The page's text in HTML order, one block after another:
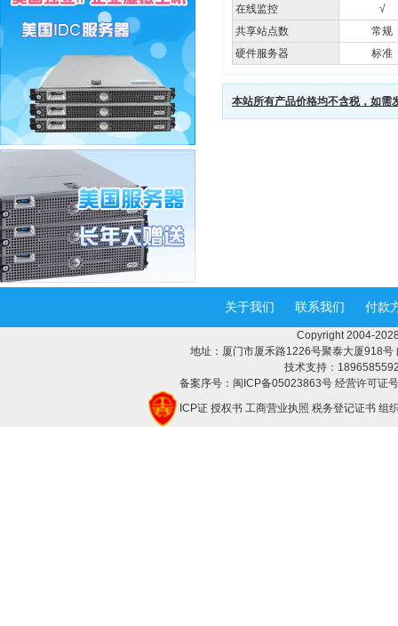
在线监控
√
共享站点数
常规
硬件服务器
标准
本站所有产品价格均不含税，如需
关于我们 联系我们 付款
Copyright 2004-
地址：厦门市厦禾路1226号聚泰大厦918
技术支持：
备案序号：闽ICP备05023863号 经营许可证
ICP证 授权书 工商营业执照 税务登记证书 组